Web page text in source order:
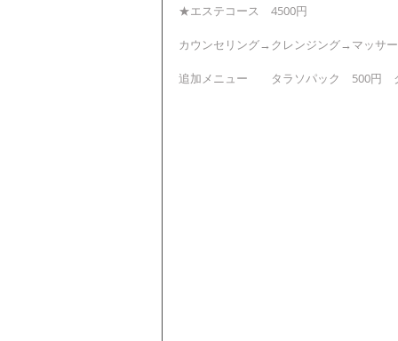
★エステコース　4500円
カウンセリング→クレンジング→マッサ
追加メニュー　　タラソパック　500円